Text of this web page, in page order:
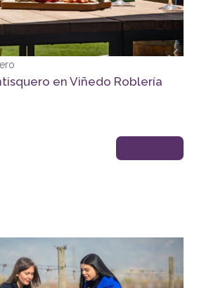
en Viñedo Roblería